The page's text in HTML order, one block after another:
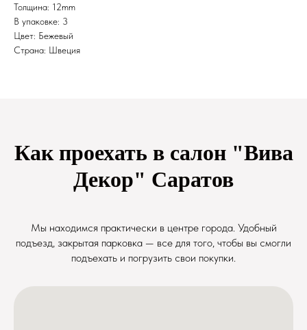
Толщина: 12mm
В упаковке: 3
Цвет: Бежевый
Страна: Швеция
Как проехать в салон "Вива
Декор" Саратов
Мы находимся практически в центре города. Удобный
подъезд, закрытая парковка — все для того, чтобы вы смогли
подъехать и погрузить свои покупки.